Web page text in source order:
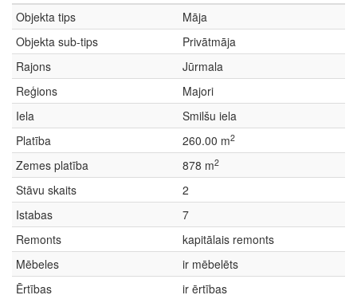
Objekta tips
Māja
Objekta sub-tips
Privātmāja
Rajons
Jūrmala
Reģions
Majori
Iela
Smilšu iela
Platība
260.00 m2
Zemes platība 878 m2
Stāvu skaits
2
Istabas
7
Remonts
kapitālais remonts
Mēbeles
ir mēbelēts
Ērtības
ir ērtības